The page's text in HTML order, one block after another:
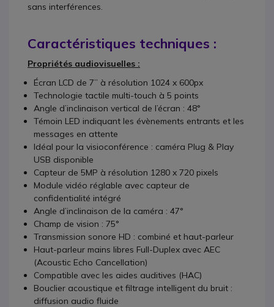
sans interférences.
Caractéristiques techniques :
Propriétés audiovisuelles :
Écran LCD de 7’’ à résolution 1024 x 600px
Technologie tactile multi-touch à 5 points
Angle d’inclinaison vertical de l’écran : 48°
Témoin LED indiquant les évènements entrants et les
messages en attente
Idéal pour la visioconférence : caméra Plug & Play
USB disponible
Capteur de 5MP à résolution 1280 x 720 pixels
Module vidéo réglable avec capteur de
confidentialité intégré
Angle d’inclinaison de la caméra : 47°
Champ de vision : 75°
Transmission sonore HD : combiné et haut-parleur
Haut-parleur mains libres Full-Duplex avec AEC
(Acoustic Echo Cancellation)
Compatible avec les aides auditives (HAC)
Bouclier acoustique et filtrage intelligent du bruit :
diffusion audio fluide